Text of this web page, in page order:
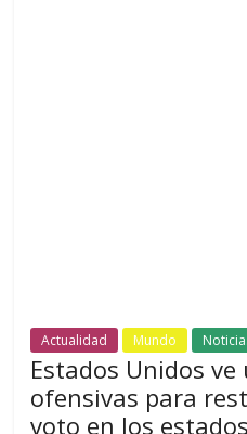
Actualidad Mundo
Estados Unidos ve
ofensivas para
voto en los